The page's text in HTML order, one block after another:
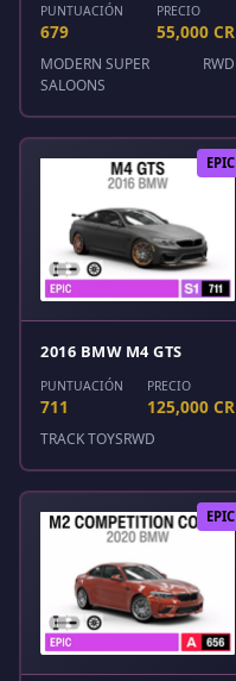
PUNTUACIÓN
679
PRECIO
55,000 CR
MODERN SUPER
SALOONS
RWD
EPIC
2016 BMW M4 GTS
PUNTUACIÓN
711
PRECIO
125,000 CR
TRACK TOYSRWD
EPIC